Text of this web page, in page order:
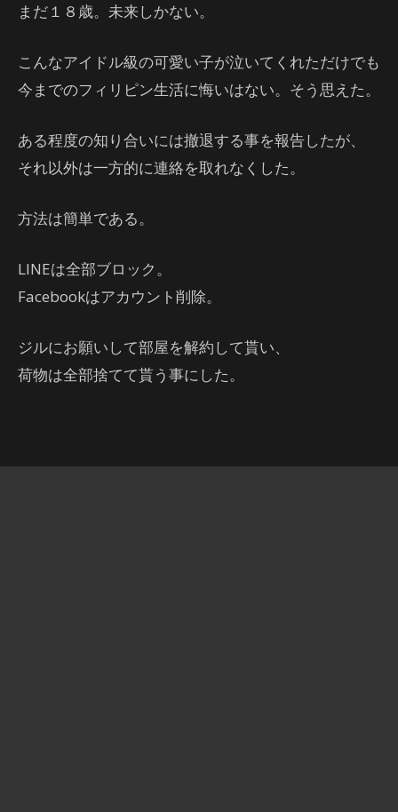
まだ１８歳。未来しかない。
こんなアイドル級の可愛い子が泣いてくれただけでも
今までのフィリピン生活に悔いはない。そう思えた。
ある程度の知り合いには撤退する事を報告したが、
それ以外は一方的に連絡を取れなくした。
方法は簡単である。
LINEは全部ブロック。
Facebookはアカウント削除。
ジルにお願いして部屋を解約して貰い、
荷物は全部捨てて貰う事にした。